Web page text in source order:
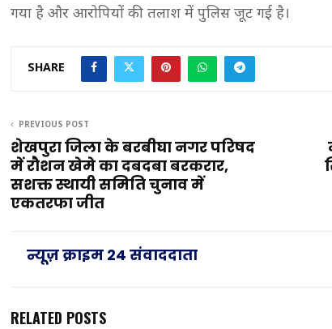
गया है और आरोपियों की तलाश में पुलिस जूट गई है।
SHARE
PREVIOUS POST
शेखपुरा जिला के बरबीघा नगर परिषद
में रौशन खेमे का दबदबा बरकरार,
सशक्त स्थायी समिति चुनाव में
एकतरफा जीत
न्यूज़ क्राइम 24 संवाददाता
RELATED POSTS